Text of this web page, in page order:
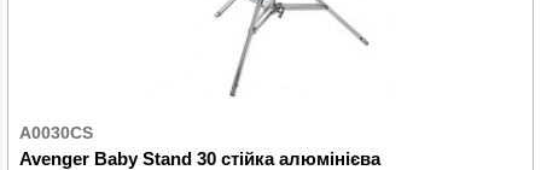
A0030CS
Avenger Baby Stand 30 стійка алюмінієва